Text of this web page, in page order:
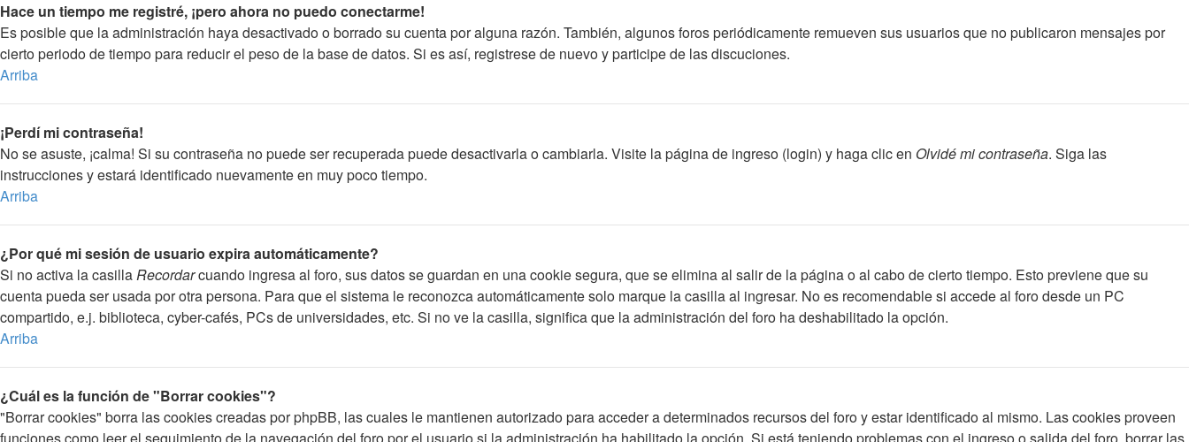
Hace un tiempo me registré, ¡pero ahora no puedo conectarme!
Es posible que la administración haya desactivado o borrado su cuenta por alguna razón. También, algunos foros periódicamente remueven sus usuarios que no publicaron mensajes por
cierto periodo de tiempo para reducir el peso de la base de datos. Si es así, registrese de nuevo y participe de las discuciones.
Arriba
¡Perdí mi contraseña!
No se asuste, ¡calma! Si su contraseña no puede ser recuperada puede desactivarla o cambiarla. Visite la página de ingreso (login) y haga clic en Olvidé mi contraseña. Siga las
instrucciones y estará identificado nuevamente en muy poco tiempo.
Arriba
¿Por qué mi sesión de usuario expira automáticamente?
Si no activa la casillaRecordarcuando ingresa al foro, sus datos se guardan en una cookie segura, que se elimina al salir de la página o al cabo de cierto tiempo. Esto previene que su
cuenta pueda ser usada por otra persona. Para que el sistema le reconozca automáticamente solo marque la casilla al ingresar. No es recomendable si accede al foro desde un PC
compartido, e.j. biblioteca, cyber-cafés, PCs de universidades, etc. Si no ve la casilla, significa que la administración del foro ha deshabilitado la opción.
Arriba
¿Cuál es la función de "Borrar cookies"?
"Borrar cookies" borra las cookies creadas por phpBB, las cuales le mantienen autorizado para acceder a determinados recursos del foro y estar identificado al mismo. Las cookies proveen